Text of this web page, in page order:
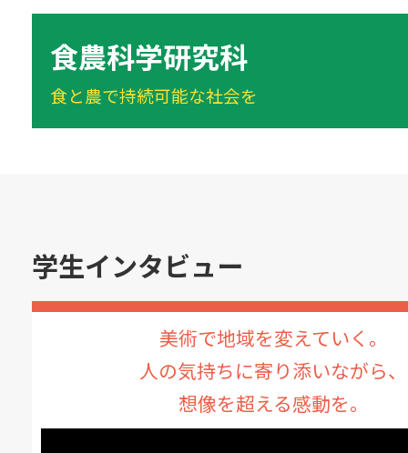
食農科学研究科
食と農で持続可能な社会を
学生インタビュー
美術で地域を変えていく。
人の気持ちに寄り添いながら、
想像を超える感動を。